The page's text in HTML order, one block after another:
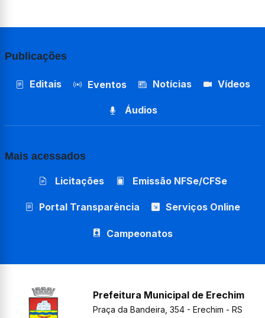
Publicações
Editais Eventos Notícias Vídeos
Áudios
Mais acessados
Licitações Emissão NFSe/CFSe
Portal Transparência Serviços Online
Campeonatos
Prefeitura Municipal de Erechim
Praça da Bandeira, 354 - Erechim - RS